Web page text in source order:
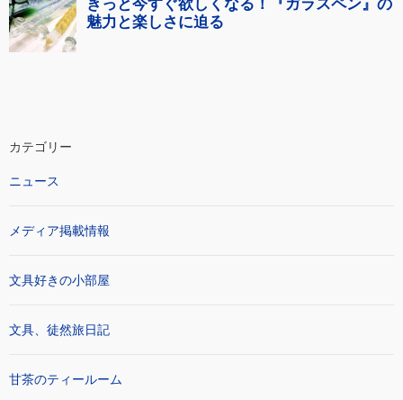
カテゴリー
ニュース
メディア掲載情報
文具好きの小部屋
文具、徒然旅日記
甘茶のティールーム